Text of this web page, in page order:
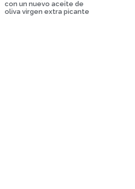
con un nuevo aceite de
oliva virgen extra picante